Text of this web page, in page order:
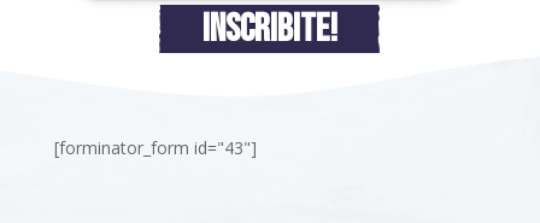
INSCRIBITE!
[forminator_form id="43"]